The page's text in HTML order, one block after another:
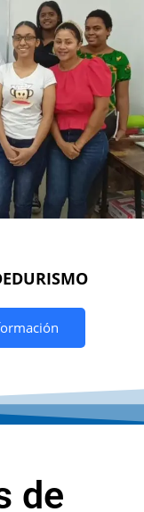
de